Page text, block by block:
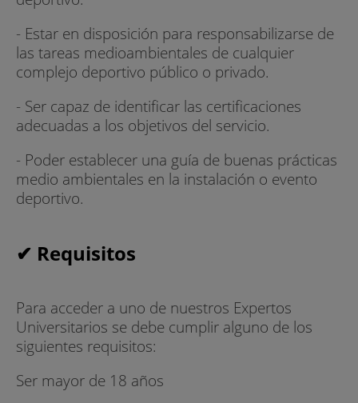
- Estar en disposición para responsabilizarse de
las tareas medioambientales de cualquier
complejo deportivo público o privado.
- Ser capaz de identificar las certificaciones
adecuadas a los objetivos del servicio.
- Poder establecer una guía de buenas prácticas
medio ambientales en la instalación o evento
deportivo.
✔ Requisitos
Para acceder a uno de nuestros Expertos
Universitarios se debe cumplir alguno de los
siguientes requisitos:
Ser mayor de 18 años